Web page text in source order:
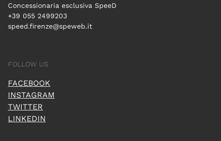
Concessionaria esclusiva SpeeD
+39 055 2499203
speed.firenze@speweb.it
FOLLOW US
FACEBOOK
INSTAGRAM
TWITTER
LINKEDIN